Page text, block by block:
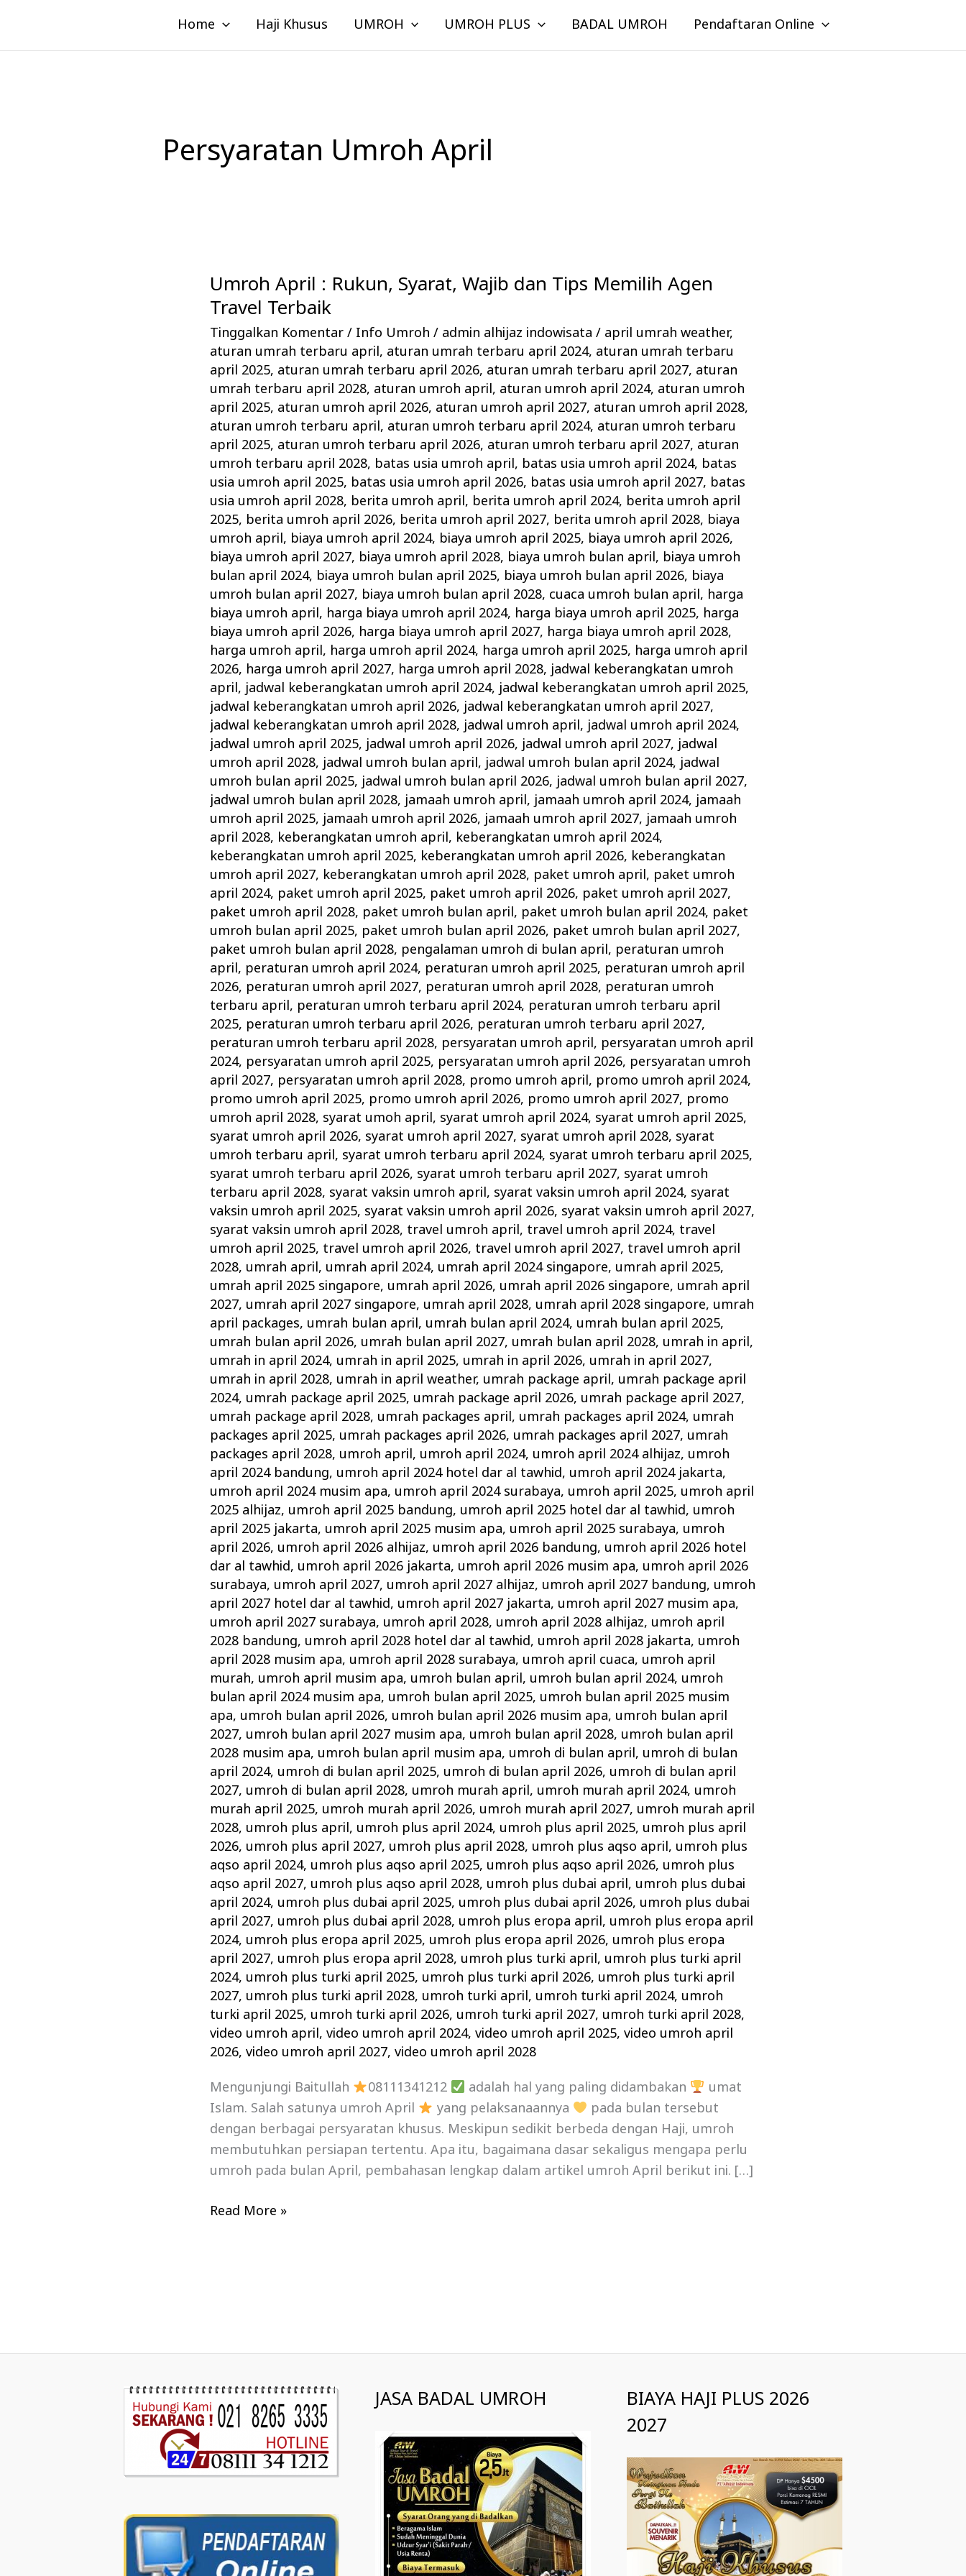
konten
Home Haji Khusus UMROH UMROH PLUS BADAL UMROH Pendaftaran Online
Persyaratan Umroh April
Umroh April : Rukun, Syarat, Wajib dan Tips Memilih Agen
Travel Terbaik
Tinggalkan Komentar / Info Umroh / admin alhijaz indowisata/ april umrah weather,
aturan umrah terbaru april, aturan umrah terbaru april 2024, aturan umrah terbaru
april 2025, aturan umrah terbaru april 2026, aturan umrah terbaru april 2027, aturan
umrah terbaru april 2028, aturan umroh april, aturan umroh april 2024, aturan umroh
april 2025, aturan umroh april 2026, aturan umroh april 2027, aturan umroh april 2028,
aturan umroh terbaru april, aturan umroh terbaru april 2024, aturan umroh terbaru
april 2025, aturan umroh terbaru april 2026, aturan umroh terbaru april 2027, aturan
umroh terbaru april 2028, batas usia umroh april, batas usia umroh april 2024, batas
usia umroh april 2025, batas usia umroh april 2026, batas usia umroh april 2027, batas
usia umroh april 2028, berita umroh april, berita umroh april 2024, berita umroh april
2025, berita umroh april 2026, berita umroh april 2027, berita umroh april 2028, biaya
umroh april, biaya umroh april 2024, biaya umroh april 2025, biaya umroh april 2026,
biaya umroh april 2027, biaya umroh april 2028, biaya umroh bulan april, biaya umroh
bulan april 2024, biaya umroh bulan april 2025, biaya umroh bulan april 2026, biaya
umroh bulan april 2027, biaya umroh bulan april 2028, cuaca umroh bulan april, harga
biaya umroh april, harga biaya umroh april 2024, harga biaya umroh april 2025, harga
biaya umroh april 2026, harga biaya umroh april 2027, harga biaya umroh april 2028,
harga umroh april, harga umroh april 2024, harga umroh april 2025, harga umroh april
2026, harga umroh april 2027, harga umroh april 2028, jadwal keberangkatan umroh
april, jadwal keberangkatan umroh april 2024, jadwal keberangkatan umroh april 2025,
jadwal keberangkatan umroh april 2026, jadwal keberangkatan umroh april 2027,
jadwal keberangkatan umroh april 2028, jadwal umroh april, jadwal umroh april 2024,
jadwal umroh april 2025, jadwal umroh april 2026, jadwal umroh april 2027, jadwal
umroh april 2028, jadwal umroh bulan april, jadwal umroh bulan april 2024, jadwal
umroh bulan april 2025, jadwal umroh bulan april 2026, jadwal umroh bulan april 2027,
jadwal umroh bulan april 2028, jamaah umroh april, jamaah umroh april 2024, jamaah
umroh april 2025, jamaah umroh april 2026, jamaah umroh april 2027, jamaah umroh
april 2028, keberangkatan umroh april, keberangkatan umroh april 2024,
keberangkatan umroh april 2025, keberangkatan umroh april 2026, keberangkatan
umroh april 2027, keberangkatan umroh april 2028, paket umroh april, paket umroh
april 2024, paket umroh april 2025, paket umroh april 2026, paket umroh april 2027,
paket umroh april 2028, paket umroh bulan april, paket umroh bulan april 2024, paket
umroh bulan april 2025, paket umroh bulan april 2026, paket umroh bulan april 2027,
paket umroh bulan april 2028, pengalaman umroh di bulan april, peraturan umroh
april, peraturan umroh april 2024, peraturan umroh april 2025, peraturan umroh april
2026, peraturan umroh april 2027, peraturan umroh april 2028, peraturan umroh
terbaru april, peraturan umroh terbaru april 2024, peraturan umroh terbaru april
2025, peraturan umroh terbaru april 2026, peraturan umroh terbaru april 2027,
peraturan umroh terbaru april 2028, persyaratan umroh april, persyaratan umroh april
2024, persyaratan umroh april 2025, persyaratan umroh april 2026, persyaratan umroh
april 2027, persyaratan umroh april 2028, promo umroh april, promo umroh april 2024,
promo umroh april 2025, promo umroh april 2026, promo umroh april 2027, promo
umroh april 2028, syarat umoh april, syarat umroh april 2024, syarat umroh april 2025,
syarat umroh april 2026, syarat umroh april 2027, syarat umroh april 2028, syarat
umroh terbaru april, syarat umroh terbaru april 2024, syarat umroh terbaru april 2025,
syarat umroh terbaru april 2026, syarat umroh terbaru april 2027, syarat umroh
terbaru april 2028, syarat vaksin umroh april, syarat vaksin umroh april 2024, syarat
vaksin umroh april 2025, syarat vaksin umroh april 2026, syarat vaksin umroh april 2027,
syarat vaksin umroh april 2028, travel umroh april, travel umroh april 2024, travel
umroh april 2025, travel umroh april 2026, travel umroh april 2027, travel umroh april
2028, umrah april, umrah april 2024, umrah april 2024 singapore, umrah april 2025,
umrah april 2025 singapore, umrah april 2026, umrah april 2026 singapore, umrah april
2027, umrah april 2027 singapore, umrah april 2028, umrah april 2028 singapore, umrah
april packages, umrah bulan april, umrah bulan april 2024, umrah bulan april 2025,
umrah bulan april 2026, umrah bulan april 2027, umrah bulan april 2028, umrah in april,
umrah in april 2024, umrah in april 2025, umrah in april 2026, umrah in april 2027,
umrah in april 2028, umrah in april weather, umrah package april, umrah package april
2024, umrah package april 2025, umrah package april 2026, umrah package april 2027,
umrah package april 2028, umrah packages april, umrah packages april 2024, umrah
packages april 2025, umrah packages april 2026, umrah packages april 2027, umrah
packages april 2028, umroh april, umroh april 2024, umroh april 2024 alhijaz, umroh
april 2024 bandung, umroh april 2024 hotel dar al tawhid, umroh april 2024 jakarta,
umroh april 2024 musim apa, umroh april 2024 surabaya, umroh april 2025, umroh april
2025 alhijaz, umroh april 2025 bandung, umroh april 2025 hotel dar al tawhid, umroh
april 2025 jakarta, umroh april 2025 musim apa, umroh april 2025 surabaya, umroh
april 2026, umroh april 2026 alhijaz, umroh april 2026 bandung, umroh april 2026 hotel
dar al tawhid, umroh april 2026 jakarta, umroh april 2026 musim apa, umroh april 2026
surabaya, umroh april 2027, umroh april 2027 alhijaz, umroh april 2027 bandung, umroh
april 2027 hotel dar al tawhid, umroh april 2027 jakarta, umroh april 2027 musim apa,
umroh april 2027 surabaya, umroh april 2028, umroh april 2028 alhijaz, umroh april
2028 bandung, umroh april 2028 hotel dar al tawhid, umroh april 2028 jakarta, umroh
april 2028 musim apa, umroh april 2028 surabaya, umroh april cuaca, umroh april
murah, umroh april musim apa, umroh bulan april, umroh bulan april 2024, umroh
bulan april 2024 musim apa, umroh bulan april 2025, umroh bulan april 2025 musim
apa, umroh bulan april 2026, umroh bulan april 2026 musim apa, umroh bulan april
2027, umroh bulan april 2027 musim apa, umroh bulan april 2028, umroh bulan april
2028 musim apa, umroh bulan april musim apa, umroh di bulan april, umroh di bulan
april 2024, umroh di bulan april 2025, umroh di bulan april 2026, umroh di bulan april
2027, umroh di bulan april 2028, umroh murah april, umroh murah april 2024, umroh
murah april 2025, umroh murah april 2026, umroh murah april 2027, umroh murah april
2028, umroh plus april, umroh plus april 2024, umroh plus april 2025, umroh plus april
2026, umroh plus april 2027, umroh plus april 2028, umroh plus aqso april, umroh plus
aqso april 2024, umroh plus aqso april 2025, umroh plus aqso april 2026, umroh plus
aqso april 2027, umroh plus aqso april 2028, umroh plus dubai april, umroh plus dubai
april 2024, umroh plus dubai april 2025, umroh plus dubai april 2026, umroh plus dubai
april 2027, umroh plus dubai april 2028, umroh plus eropa april, umroh plus eropa april
2024, umroh plus eropa april 2025, umroh plus eropa april 2026, umroh plus eropa
april 2027, umroh plus eropa april 2028, umroh plus turki april, umroh plus turki april
2024, umroh plus turki april 2025, umroh plus turki april 2026, umroh plus turki april
2027, umroh plus turki april 2028, umroh turki april, umroh turki april 2024, umroh
turki april 2025, umroh turki april 2026, umroh turki april 2027, umroh turki april 2028,
video umroh april,video umroh april 2024,video umroh april 2025,video umroh april
2026,video umroh april 2027,video umroh april 2028
Mengunjungi Baitullah 08111341212 adalah hal yang paling didambakan
umat
Islam. Salah satunya umroh April
yang pelaksanaannya
pada bulan tersebut
dengan berbagai persyaratan khusus. Meskipun sedikit berbeda dengan Haji, umroh
membutuhkan persiapan tertentu. Apa itu, bagaimana dasar sekaligus mengapa perlu
umroh pada bulan April, pembahasan lengkap dalam artikel umroh April berikut ini. […]
Umroh
April
:
Rukun,
Syarat,
Wajib
dan
Tips
Memilih
Agen
Travel
Terbaik
Read More »
JASA BADAL UMROH
BIAYA HAJI PLUS 2026
2027